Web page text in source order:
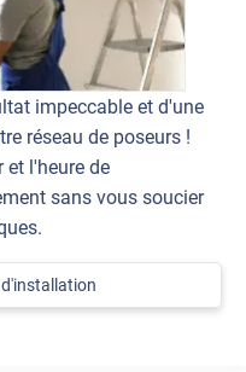
impeccable et d'une
réseau de poseurs !
et l'heure de
sans vous soucier